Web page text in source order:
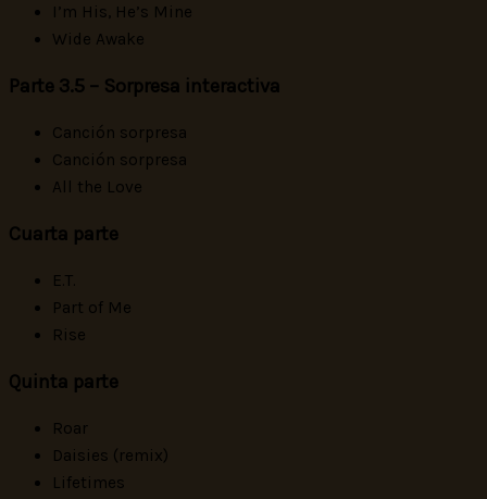
I’m His, He’s Mine
Wide Awake
Parte 3.5 – Sorpresa interactiva
Canción sorpresa
Canción sorpresa
All the Love
Cuarta parte
E.T.
Part of Me
Rise
Quinta parte
Roar
Daisies (remix)
Lifetimes